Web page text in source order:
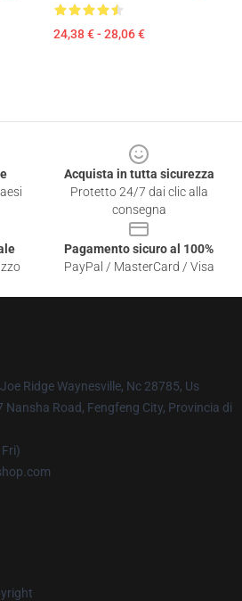
24,38 € - 28,06 €
Acquista in tutta sicurezza
Protetto 24/7 dai clic alla
consegna
Pagamento sicuro al 100%
PayPal / MasterCard / Visa
Ridge Waynesville, Nc 28785, Us
Nansha Road, Fengfeng City, Provincia di